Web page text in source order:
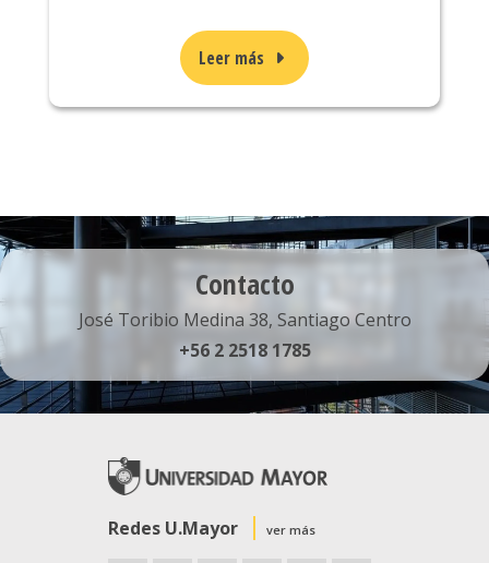
Leer más
Contacto
José Toribio Medina 38, Santiago Centro
+56 2 2518 1785
Redes U.Mayor ver más